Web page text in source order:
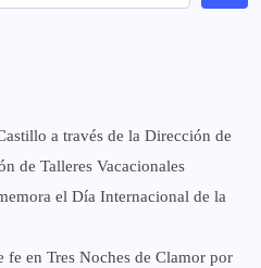
a través de la Dirección de
de Talleres Vacacionales
el Día Internacional de la
en Tres Noches de Clamor por